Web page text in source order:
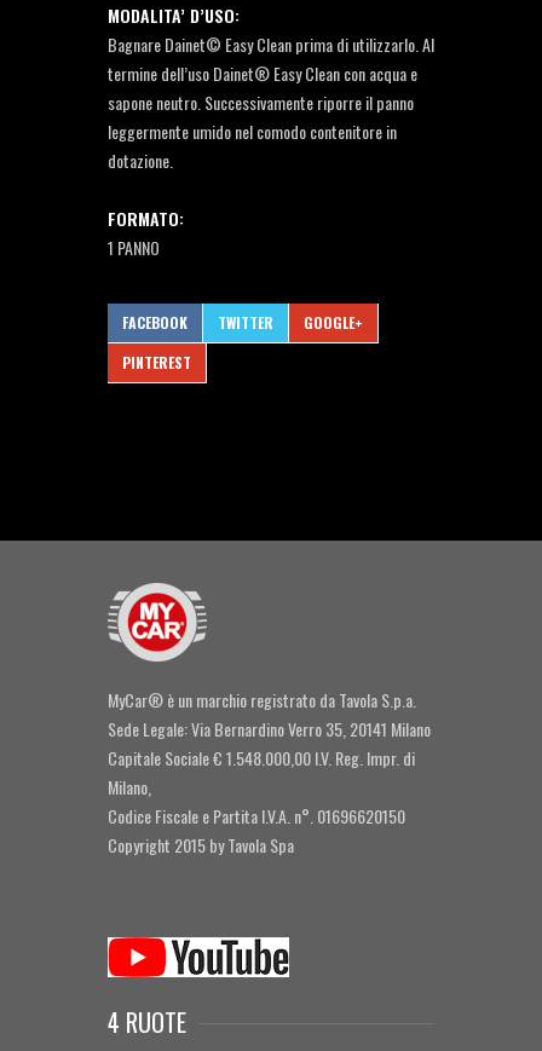
MODALITA’ D’USO:
Bagnare Dainet© Easy Clean prima di utilizzarlo. Al
termine dell’uso Dainet® Easy Clean con acqua e
sapone neutro. Successivamente riporre il panno
leggermente umido nel comodo contenitore in
dotazione.
FORMATO:
1 PANNO
FACEBOOK TWITTER
GOOGLE+
PINTEREST
MyCar® è un marchio registrato da Tavola S.p.a.
Sede Legale: Via Bernardino Verro 35, 20141 Milano
Capitale Sociale € 1.548.000,00 I.V. Reg. Impr. di
Milano,
Codice Fiscale e Partita I.V.A. n°. 01696620150
Copyright 2015 by Tavola Spa
4 RUOTE